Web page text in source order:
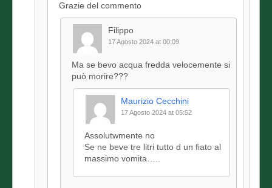
Grazie del commento
Filippo
17 Agosto 2024 at 00:09
Ma se bevo acqua fredda velocemente si
può morire???
Maurizio Cecchini
17 Agosto 2024 at 05:52
Assolutwmente no
Se ne beve tre litri tutto d un fiato al
massimo vomita…..